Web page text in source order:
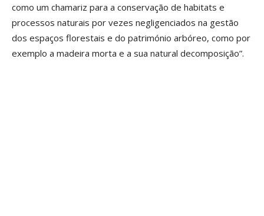
como um chamariz para a conservação de habitats e
processos naturais por vezes negligenciados na gestão
dos espaços florestais e do património arbóreo, como por
exemplo a madeira morta e a sua natural decomposição”.